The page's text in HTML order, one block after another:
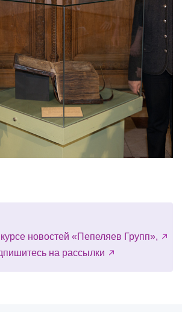
новостей «Пепеляев Групп»,
на рассылки